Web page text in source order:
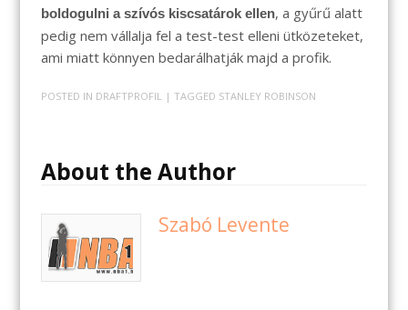
boldogulni a szívós kiscsatárok ellen, a gyűrű alatt
pedig nem vállalja fel a test-test elleni ütközeteket,
ami miatt könnyen bedarálhatják majd a profik.
POSTED IN DRAFTPROFIL | TAGGED STANLEY ROBINSON
About the Author
Szabó Levente